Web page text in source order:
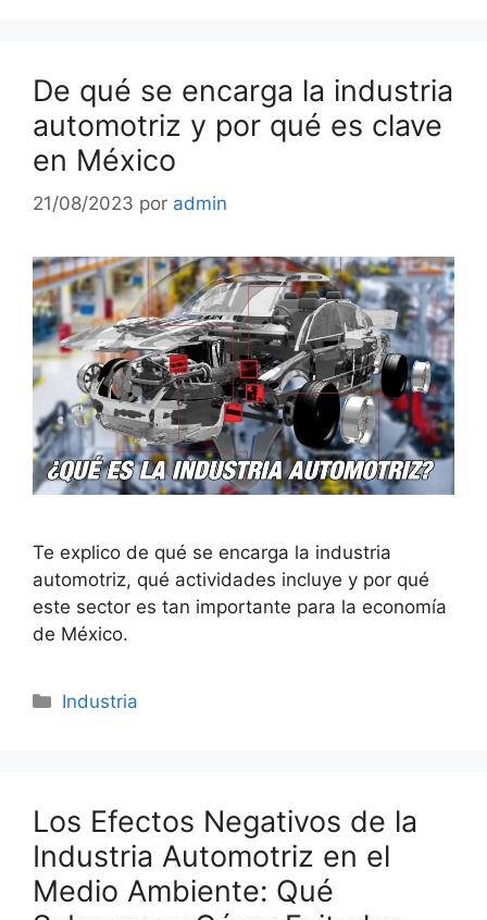
De qué se encarga la industria
automotriz y por qué es clave
en México
21/08/2023 por admin
Te explico de qué se encarga la industria
automotriz, qué actividades incluye y por qué
este sector es tan importante para la economía
de México.
Categorías
Industria
Los Efectos Negativos de la
Industria Automotriz en el
Medio Ambiente: Qué